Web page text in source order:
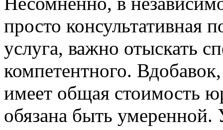
просто консультативная
услуга, важно отыскать
компетентного.
имеет общая стоимость
обязана быть умеренной.